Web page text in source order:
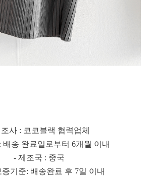
사 : 코코블랙 협력업체
배송 완료일로부터 6개월 이내
- 제조국 : 중국
기준: 배송완료 후 7일 이내